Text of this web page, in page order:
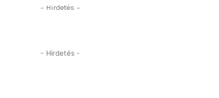
- Hirdetés -
- Hirdetés -